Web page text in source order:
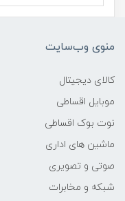
منوی وب‌سایت
کالای دیجیتال
موبایل اقساطی
نوت بوک اقساطی
ماشین های اداری
صوتی و تصویری
شبکه و مخابرات